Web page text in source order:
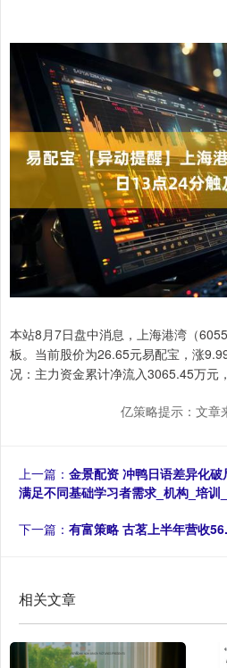
本站8月7日盘中消息，上海港湾（
板。当前股价为26.65元易配宝，涨
况：主力资金累计净流入3065.45万元
亿策略提示：文章
上一篇： 金景配资 冲鸭日语差异化破
满足不同基础学习者需求_机构_培训
下一篇： 有富策略 古茗上半年营收
相关文章